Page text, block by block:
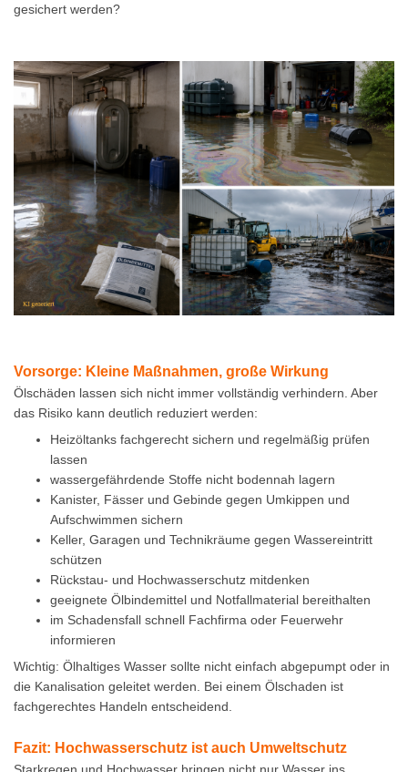
gesichert werden?
Vorsorge: Kleine Maßnahmen, große Wirkung
Ölschäden lassen sich nicht immer vollständig verhindern. Aber
das Risiko kann deutlich reduziert werden:
Heizöltanks fachgerecht sichern und regelmäßig prüfen
lassen
wassergefährdende Stoffe nicht bodennah lagern
Kanister, Fässer und Gebinde gegen Umkippen und
Aufschwimmen sichern
Keller, Garagen und Technikräume gegen Wassereintritt
schützen
Rückstau- und Hochwasserschutz mitdenken
geeignete Ölbindemittel und Notfallmaterial bereithalten
im Schadensfall schnell Fachfirma oder Feuerwehr
informieren
Wichtig: Ölhaltiges Wasser sollte nicht einfach abgepumpt oder in
die Kanalisation geleitet werden. Bei einem Ölschaden ist
fachgerechtes Handeln entscheidend.
Fazit: Hochwasserschutz ist auch Umweltschutz
Starkregen und Hochwasser bringen nicht nur Wasser ins